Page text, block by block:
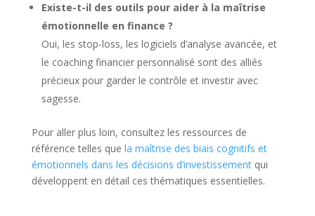
Existe-t-il des outils pour aider à la maîtrise
émotionnelle en finance ?
Oui, les stop-loss, les logiciels d’analyse avancée, et
le coaching financier personnalisé sont des alliés
précieux pour garder le contrôle et investir avec
sagesse.
Pour aller plus loin, consultez les ressources de
référence telles que la maîtrise des biais cognitifs et
émotionnels dans les décisions d’investissementqui
développent en détail ces thématiques essentielles.